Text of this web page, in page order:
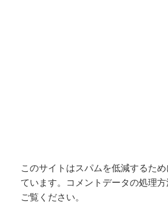
このサイトはスパムを低減するた
ています。 コメントデータの処理
ご覧ください。